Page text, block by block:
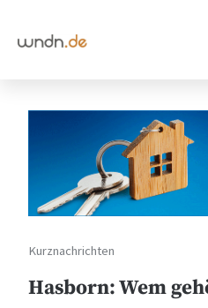
Kurznachrichten
Hasborn: Wem